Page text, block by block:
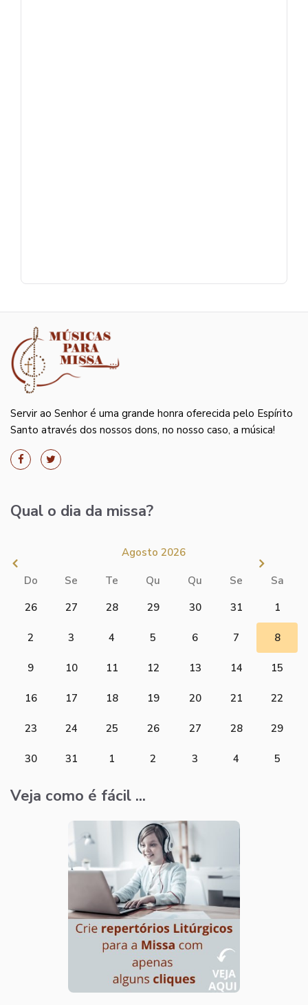
Servir ao Senhor é uma grande honra oferecida pelo Espírito
Santo através dos nossos dons, no nosso caso, a música!
Qual o dia da missa?
Agosto 2026
Do Se Te Qu Qu Se
Sa
26
27 28 29 30 31 1
2 3 4 5 6 7 8
9 10 11 12 13 14 15
16 17 18 19 20 21 22
23 24 25 26 27 28 29
30 31 1 2 3 4 5
Veja como é fácil ...